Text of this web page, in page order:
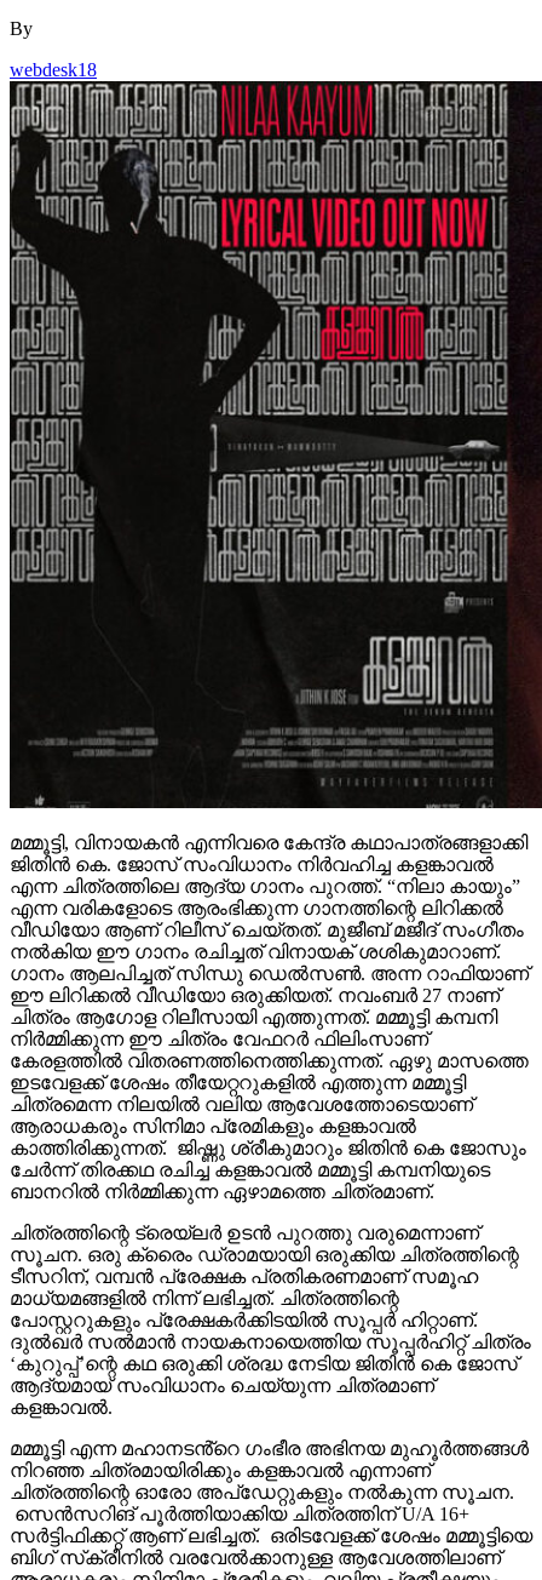
By
webdesk18
മമ്മൂട്ടി, വിനായകൻ എന്നിവരെ കേന്ദ്ര കഥാപാത്രങ്ങളാക്കി
ജിതിൻ കെ. ജോസ് സംവിധാനം നിർവഹിച്ച കളങ്കാവൽ
എന്ന ചിത്രത്തിലെ ആദ്യ ഗാനം പുറത്ത്. “നിലാ കായും”
എന്ന വരികളോടെ ആരംഭിക്കുന്ന ഗാനത്തിന്റെ ലിറിക്കൽ
വീഡിയോ ആണ് റിലീസ് ചെയ്തത്. മുജീബ് മജീദ് സംഗീതം
നൽകിയ ഈ ഗാനം രചിച്ചത് വിനായക് ശശികുമാറാണ്.
ഗാനം ആലപിച്ചത് സിന്ധു ഡെൽസൺ. അന്ന റാഫിയാണ്
ഈ ലിറിക്കൽ വീഡിയോ ഒരുക്കിയത്. നവംബർ 27 നാണ്
ചിത്രം ആഗോള റിലീസായി എത്തുന്നത്. മമ്മൂട്ടി കമ്പനി
നിർമ്മിക്കുന്ന ഈ ചിത്രം വേഫറർ ഫിലിംസാണ്
കേരളത്തിൽ വിതരണത്തിനെത്തിക്കുന്നത്. ഏഴു മാസത്തെ
ഇടവേളക്ക് ശേഷം തീയേറ്ററുകളിൽ എത്തുന്ന മമ്മൂട്ടി
ചിത്രമെന്ന നിലയിൽ വലിയ ആവേശത്തോടെയാണ്
ആരാധകരും സിനിമാ പ്രേമികളും കളങ്കാവൽ
കാത്തിരിക്കുന്നത്. ജിഷ്ണു ശ്രീകുമാറും ജിതിൻ കെ ജോസും
ചേർന്ന് തിരക്കഥ രചിച്ച കളങ്കാവൽ മമ്മൂട്ടി കമ്പനിയുടെ
ബാനറിൽ നിർമ്മിക്കുന്ന ഏഴാമത്തെ ചിത്രമാണ്.
ചിത്രത്തിന്റെ ട്രെയ്‌ലർ ഉടൻ പുറത്തു വരുമെന്നാണ്
സൂചന. ഒരു ക്രൈം ഡ്രാമയായി ഒരുക്കിയ ചിത്രത്തിന്റെ
ടീസറിന്, വമ്പൻ പ്രേക്ഷക പ്രതികരണമാണ് സമൂഹ
മാധ്യമങ്ങളിൽ നിന്ന് ലഭിച്ചത്. ചിത്രത്തിന്റെ
പോസ്റ്ററുകളും പ്രേക്ഷകർക്കിടയിൽ സൂപ്പർ ഹിറ്റാണ്.
ദുൽഖർ സൽമാൻ നായകനായെത്തിയ സൂപ്പർഹിറ്റ് ചിത്രം
‘കുറുപ്പ്’ന്റെ കഥ ഒരുക്കി ശ്രദ്ധ നേടിയ ജിതിൻ കെ ജോസ്
ആദ്യമായ് സംവിധാനം ചെയ്യുന്ന ചിത്രമാണ്
കളങ്കാവൽ.
മമ്മൂട്ടി എന്ന മഹാനടൻ്റെ ഗംഭീര അഭിനയ മുഹൂർത്തങ്ങൾ
നിറഞ്ഞ ചിത്രമായിരിക്കും കളങ്കാവൽ എന്നാണ്
ചിത്രത്തിന്റെ ഓരോ അപ്‌ഡേറ്റുകളും നൽകുന്ന സൂചന.
സെൻസറിങ് പൂർത്തിയാക്കിയ ചിത്രത്തിന് U/A 16+
സർട്ടിഫിക്കറ്റ് ആണ് ലഭിച്ചത്. ഒരിടവേളക്ക് ശേഷം മമ്മൂട്ടിയെ
ബിഗ് സ്‌ക്രീനിൽ വരവേൽക്കാനുള്ള ആവേശത്തിലാണ്